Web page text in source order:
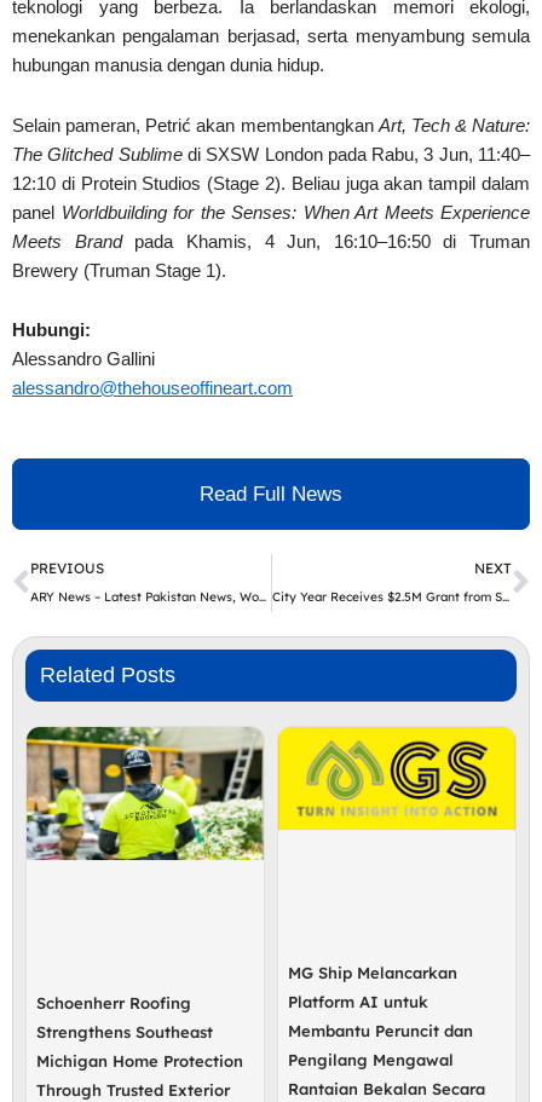
teknologi yang berbeza. Ia berlandaskan memori ekologi,
menekankan pengalaman berjasad, serta menyambung semula
hubungan manusia dengan dunia hidup.
Selain pameran, Petrić akan membentangkan Art, Tech & Nature:
The Glitched Sublimedi SXSW London pada Rabu, 3 Jun, 11:40–
12:10 di Protein Studios (Stage 2). Beliau juga akan tampil dalam
panel Worldbuilding for the Senses: When Art Meets Experience
Meets Brandpada Khamis, 4 Jun, 16:10–16:50 di Truman
Brewery (Truman Stage 1).
Hubungi:
Alessandro Gallini
alessandro@thehouseoffineart.com
Read Full News
Prev
PREVIOUS
ARY News – Latest Pakistan News, World News, Business and Sports
NEXT
City Year Receives $2.5M Grant from ServiceNow to Power Student Success and Build Future-Ready Talent Pipelines
Related Posts
Schoenherr Roofing
Strengthens Southeast
Michigan Home Protection
Through Trusted Exterior
MG Ship Melancarkan
Platform AI untuk
Membantu Peruncit dan
Pengilang Mengawal
Rantaian Bekalan Secara